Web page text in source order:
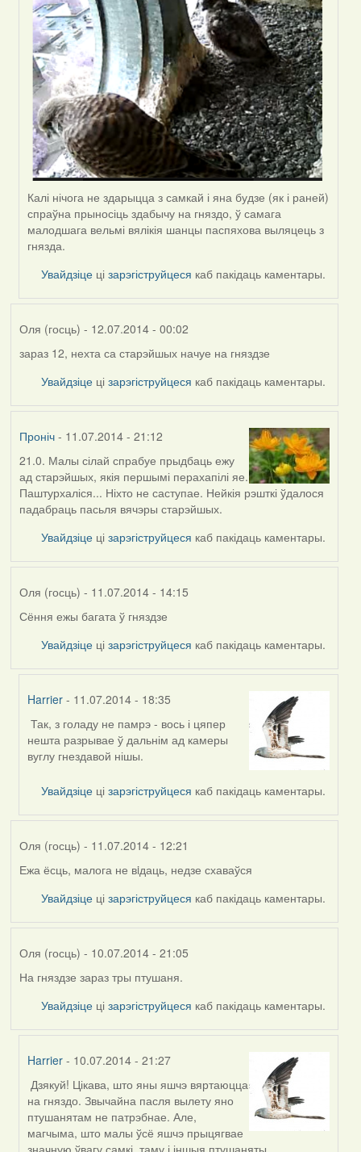
Калі нічога не здарыцца з самкай і яна будзе (як і раней)
спраўна прыносіць здабычу на гняздо, ў самага
малодшага вельмі вялікія шанцы паспяхова выляцець з
гнязда.
Увайдзіце цізарэгіструйцеся каб пакідаць каментары.
Оля (госць) - 12.07.2014 - 00:02
зараз 12, нехта са старэйшых начуе на гняздзе
Увайдзіце цізарэгіструйцеся каб пакідаць каментары.
Проніч- 11.07.2014 - 21:12
21.0. Малы сілай спрабуе прыдбаць ежу
ад старэйшых, якія першымі перахапілі яе.
Паштурхаліся... Ніхто не саступае. Нейкія рэшткі ўдалося
падабраць пасьля вячэры старэйшых.
Увайдзіце цізарэгіструйцеся каб пакідаць каментары.
Оля (госць) - 11.07.2014 - 14:15
Сёння ежы багата ў гняздзе
Увайдзіце цізарэгіструйцеся каб пакідаць каментары.
Harrier - 11.07.2014 - 18:35
In
reply
to
Оля
(госць)
Так, з голаду не памрэ - вось і цяпер
нешта разрывае ў дальнім ад камеры
вуглу гнездавой нішы.
Увайдзіце цізарэгіструйцеся каб пакідаць каментары.
Оля (госць) - 11.07.2014 - 12:21
Ежа ёсць, малога не вiдаць, недзе схаваўся
Увайдзіце цізарэгіструйцеся каб пакідаць каментары.
Оля (госць) - 10.07.2014 - 21:05
На гняздзе зараз тры птушаня.
Увайдзіце цізарэгіструйцеся каб пакідаць каментары.
Harrier - 10.07.2014 - 21:27
In
reply
to
by
Дзякуй! Цікава, што яны яшчэ вяртаюцца
на гняздо. Звычайна пасля вылету яно
птушанятам не патрэбнае. Але,
магчыма, што малы ўсё яшчэ прыцягвае